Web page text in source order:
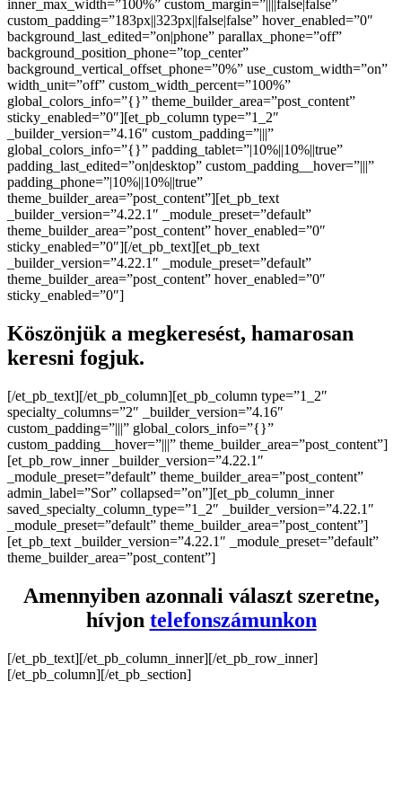
inner_max_width=”100%” custom_margin=”||||false|false”
custom_padding=”183px||323px||false|false” hover_enabled=”0″
background_last_edited=”on|phone” parallax_phone=”off”
background_position_phone=”top_center”
background_vertical_offset_phone=”0%” use_custom_width=”on”
width_unit=”off” custom_width_percent=”100%”
global_colors_info=”{}” theme_builder_area=”post_content”
sticky_enabled=”0″][et_pb_column type=”1_2″
_builder_version=”4.16″ custom_padding=”|||”
global_colors_info=”{}” padding_tablet=”|10%||10%||true”
padding_last_edited=”on|desktop” custom_padding__hover=”|||”
padding_phone=”|10%||10%||true”
theme_builder_area=”post_content”][et_pb_text
_builder_version=”4.22.1″ _module_preset=”default”
theme_builder_area=”post_content” hover_enabled=”0″
sticky_enabled=”0″][/et_pb_text][et_pb_text
_builder_version=”4.22.1″ _module_preset=”default”
theme_builder_area=”post_content” hover_enabled=”0″
sticky_enabled=”0″]
Köszönjük a megkeresést, hamarosan
keresni fogjuk.
[/et_pb_text][/et_pb_column][et_pb_column type=”1_2″
specialty_columns=”2″ _builder_version=”4.16″
custom_padding=”|||” global_colors_info=”{}”
custom_padding__hover=”|||” theme_builder_area=”post_content”]
[et_pb_row_inner _builder_version=”4.22.1″
_module_preset=”default” theme_builder_area=”post_content”
admin_label=”Sor” collapsed=”on”][et_pb_column_inner
saved_specialty_column_type=”1_2″ _builder_version=”4.22.1″
_module_preset=”default” theme_builder_area=”post_content”]
[et_pb_text _builder_version=”4.22.1″ _module_preset=”default”
theme_builder_area=”post_content”]
Amennyiben azonnali választ szeretne,
hívjon telefonszámunkon
[/et_pb_text][/et_pb_column_inner][/et_pb_row_inner]
[/et_pb_column][/et_pb_section]